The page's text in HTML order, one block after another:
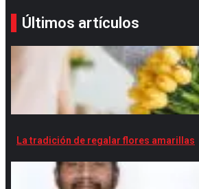
Últimos artículos
La tradición de regalar flores amarillas